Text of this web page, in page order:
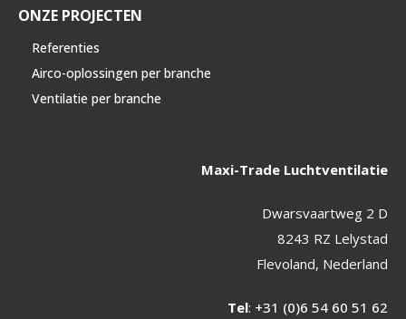
ONZE PROJECTEN
Referenties
Airco-oplossingen per branche
Ventilatie per branche
Maxi-Trade Luchtventilatie
Dwarsvaartweg 2 D
8243 RZ Lelystad
Flevoland, Nederland
Tel: +31 (0)6 54 60 51 62